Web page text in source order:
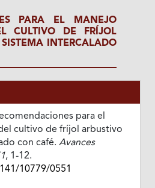
PARA EL MANEJO
CULTIVO DE FRÍJOL
INTERCALADO
para el
cultivo de fríjol arbustivo
con café. Avances
, 1-12.
10779/0551